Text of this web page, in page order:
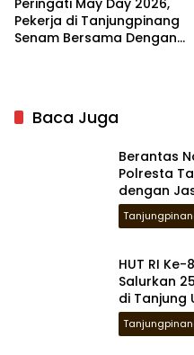
Peringati May Day 2026,
Pekerja di Tanjungpinang
Senam Bersama Dengan
Baca Juga
Berantas
Polresta
dengan
HUT RI Ke-
Salurkan
di Tanjung